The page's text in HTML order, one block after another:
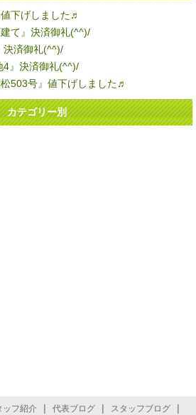
下げしました♬
て』決済御礼(^^)/
決済御礼(^^)/
4』決済御礼(^^)/
503号』値下げしました♬
カテゴリー別
ッフ紹介 | 代表ブログ | スタッフブログ |